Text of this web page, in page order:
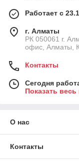
Работает с
г. Алматы
РК 050061 г.
офис, Алматы,
Контакты
Сегодня
Показать
О нас
Контакты